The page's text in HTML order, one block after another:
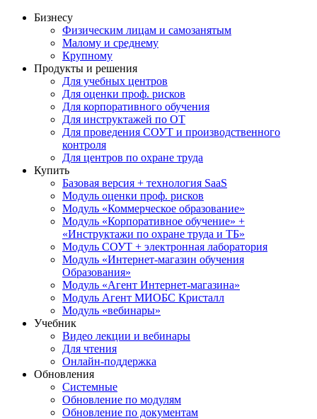
Бизнесу
Физическим лицам и самозанятым
Малому и среднему
Крупному
Продукты и решения
Для учебных центров
Для оценки проф. рисков
Для корпоративного обучения
Для инструктажей по ОТ
Для проведения СОУТ и производственного
контроля
Для центров по охране труда
Купить
Базовая версия + технология SaaS
Модуль оценки проф. рисков
Модуль «Коммерческое образование»
Модуль «Корпоративное обучение» +
«Инструктажи по охране труда и ТБ»
Модуль СОУТ + электронная лаборатория
Модуль «Интернет-магазин обучения
Образования»
Модуль «Агент Интернет-магазина»
Модуль Агент МИОБС Кристалл
Модуль «вебинары»
Учебник
Видео лекции и вебинары
Для чтения
Онлайн-поддержка
Обновления
Системные
Обновление по модулям
Обновление по документам